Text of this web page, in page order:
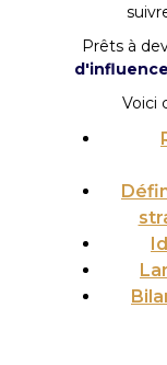
Prêts à
d'influence
Voici